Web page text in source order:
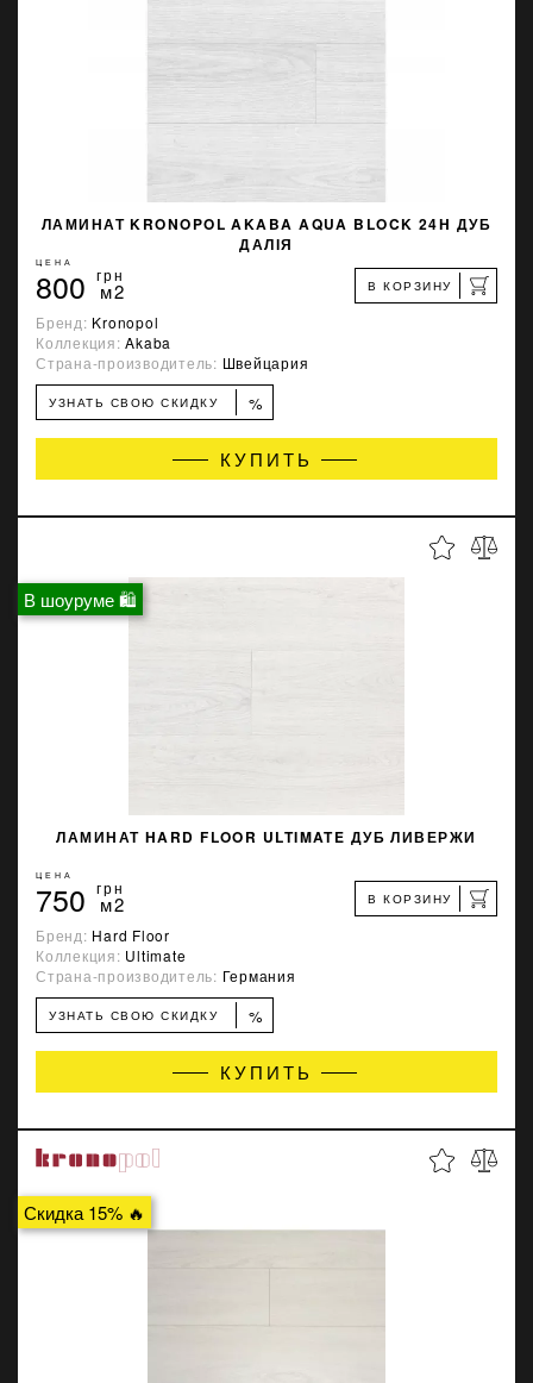
ЛАМИНАТ KRONOPOL AKABA AQUA BLOCK 24H ДУБ
ДАЛІЯ
ЦЕНА
800 грн
м2 В КОРЗИНУ
Бренд: Kronopol
Коллекция:Akaba
Страна-производитель: Швейцария
УЗНАТЬ СВОЮ СКИДКУ %
КУПИТЬ
В шоуруме 🛍
ЛАМИНАТ HARD FLOOR ULTIMATE ДУБ ЛИВЕРЖИ
ЦЕНА
750 грн
м2 В КОРЗИНУ
Бренд: Hard Floor
Коллекция: Ultimate
Страна-производитель: Германия
УЗНАТЬ СВОЮ СКИДКУ %
КУПИТЬ
Скидка 15% 🔥